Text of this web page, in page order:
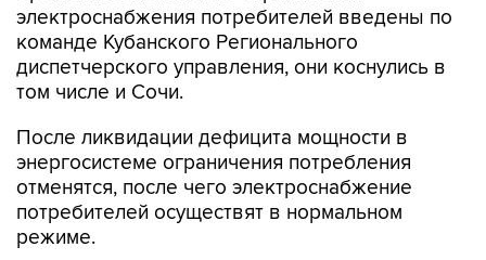
электроснабжения потребителей введены по
команде Кубанского Регионального
диспетчерского управления, они коснулись в
том числе и Сочи.
После ликвидации дефицита мощности в
энергосистеме ограничения потребления
отменятся, после чего электроснабжение
потребителей осуществят в нормальном
режиме.